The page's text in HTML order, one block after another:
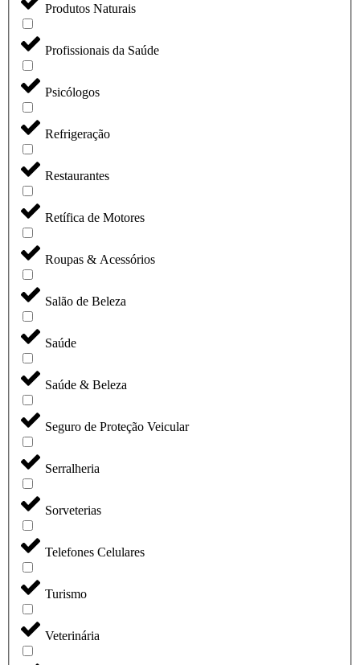
Produtos Naturais
Profissionais da Saúde
Psicólogos
Refrigeração
Restaurantes
Retífica de Motores
Roupas & Acessórios
Salão de Beleza
Saúde
Saúde & Beleza
Seguro de Proteção Veicular
Serralheria
Sorveterias
Telefones Celulares
Turismo
Veterinária